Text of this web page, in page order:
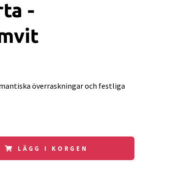
-
överraskningar och festliga
LÄGG I KORGEN